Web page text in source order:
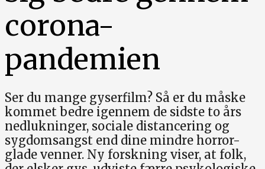
corona-
pandemien
Ser du mange gyserfilm? Så er du måske
kommet bedre igennem de sidste to års
nedlukninger, sociale distancering og
sygdomsangst end dine mindre horror-
glade venner. Ny forskning viser, at folk,